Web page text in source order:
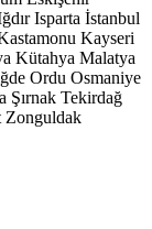
Isparta İstanbul
Kayseri
Kütahya Malatya
Ordu Osmaniye
Şırnak Tekirdağ
Zonguldak